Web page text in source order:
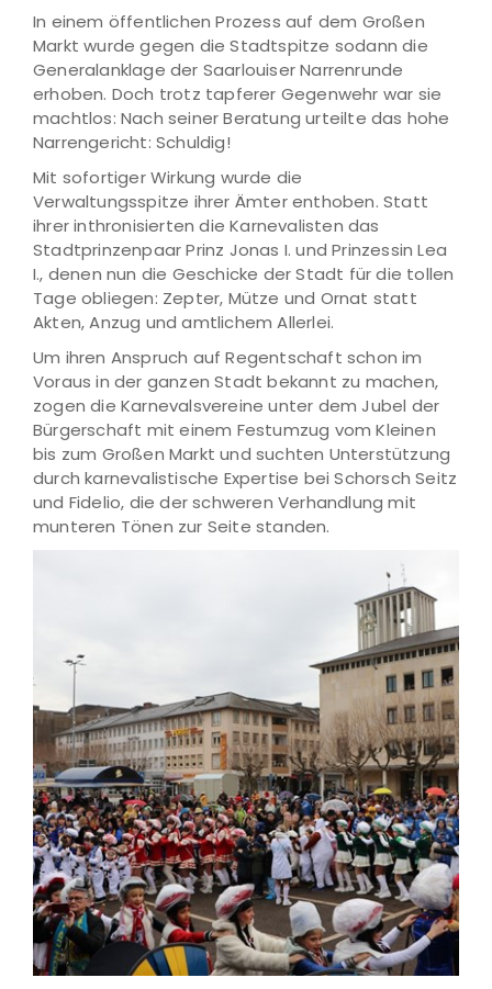
In einem öffentlichen Prozess auf dem Großen
Markt wurde gegen die Stadtspitze sodann die
Generalanklage der Saarlouiser Narrenrunde
erhoben. Doch trotz tapferer Gegenwehr war sie
machtlos: Nach seiner Beratung urteilte das hohe
Narrengericht: Schuldig!
Mit sofortiger Wirkung wurde die
Verwaltungsspitze ihrer Ämter enthoben. Statt
ihrer inthronisierten die Karnevalisten das
Stadtprinzenpaar Prinz Jonas I. und Prinzessin Lea
I., denen nun die Geschicke der Stadt für die tollen
Tage obliegen: Zepter, Mütze und Ornat statt
Akten, Anzug und amtlichem Allerlei.
Um ihren Anspruch auf Regentschaft schon im
Voraus in der ganzen Stadt bekannt zu machen,
zogen die Karnevalsvereine unter dem Jubel der
Bürgerschaft mit einem Festumzug vom Kleinen
bis zum Großen Markt und suchten Unterstützung
durch karnevalistische Expertise bei Schorsch Seitz
und Fidelio, die der schweren Verhandlung mit
munteren Tönen zur Seite standen.